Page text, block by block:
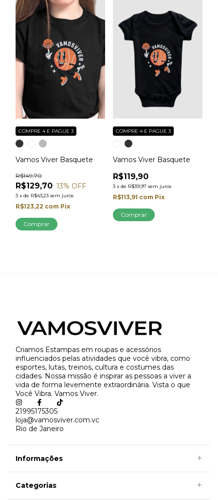
Vamos Viver Basquete
R$129,70
R$149,70
13% OFF
3 x de R$43,23 sem juros
COMPRE 4 E PAGUE 3
R$123,22 com Pix
Comprar
Vamos Viver Basquete
R$119,90
3 x de R$39,97 sem juros
COMPRE 4 E PAGUE 3
R$113,91 com Pix
Comprar
Criamos Estampas em roupas e acessórios
influenciados pelas atividades que você vibra, como
esportes, lutas, treinos, cultura e costumes das
cidades. Nossa missão é inspirar as pessoas a viver a
vida de forma levemente extraordinária. Vista o que
Você Vibra. Vamos Viver.
21995175305
loja@vamosviver.com.vc
Rio de Janeiro
Informações
Categorias